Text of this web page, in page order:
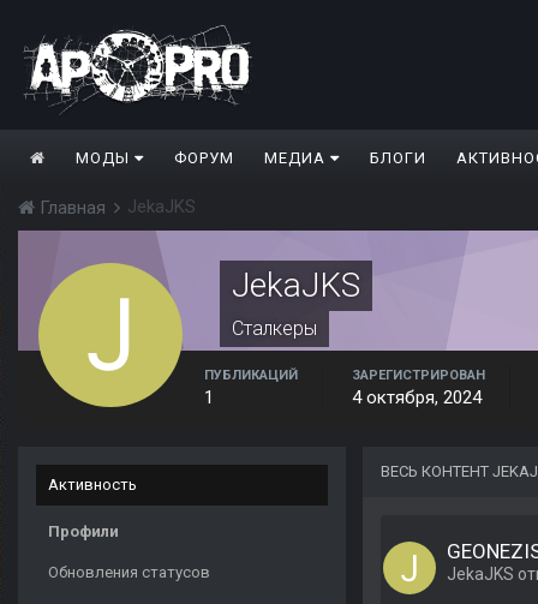
МОДЫ ФОРУМ МЕДИА БЛОГИ
Главная JekaJKS
JekaJKS
Сталкеры
ПУБЛИКАЦИЙ
1
ЗАРЕГИСТРИРОВАН
4 октября, 2024
Активность
Профили
Обновления статусов
ВЕСЬ КОНТЕНТ
JekaJKS